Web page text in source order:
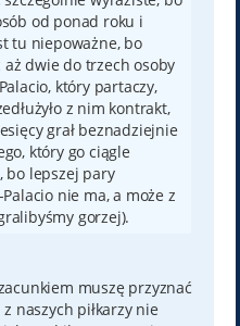
od ponad roku i
tu niepoważne, bo
aż dwie do trzech osoby
który partaczy,
z nim kontrakt,
grał beznadziejnie
który go ciągle
bo lepszej pary
nie ma, a może z
gorzej).
muszę przyznać
naszych piłkarzy nie